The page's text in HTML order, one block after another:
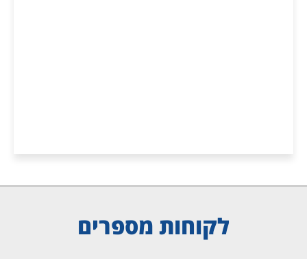
לקוחות מספרים